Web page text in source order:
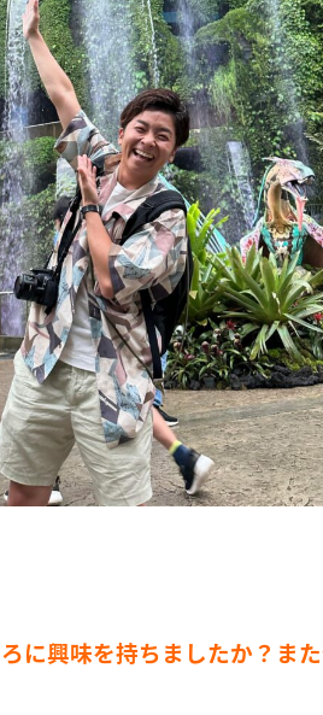
に興味を持ちましたか？ま